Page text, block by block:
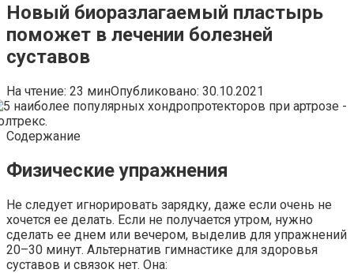
Новый биоразлагаемый пластырь
поможет в лечении болезней
суставов
На чтение: 23 минОпубликовано: 30.10.2021
Содержание
Физические упражнения
Не следует игнорировать зарядку, даже если очень не
хочется ее делать. Если не получается утром, нужно
сделать ее днем или вечером, выделив для упражнений
20–30 минут. Альтернатив гимнастике для здоровья
суставов и связок нет. Она: